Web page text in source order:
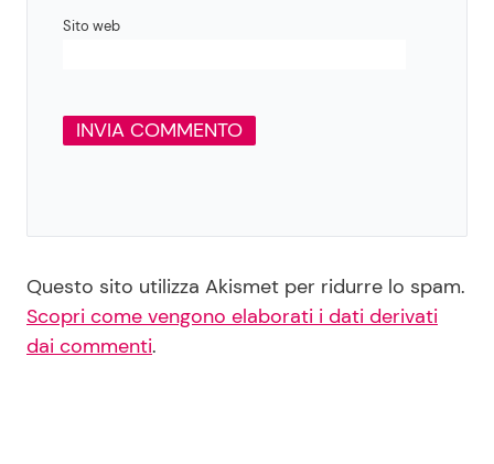
Sito web
Questo sito utilizza Akismet per ridurre lo spam.
Scopri come vengono elaborati i dati derivati
dai commenti.